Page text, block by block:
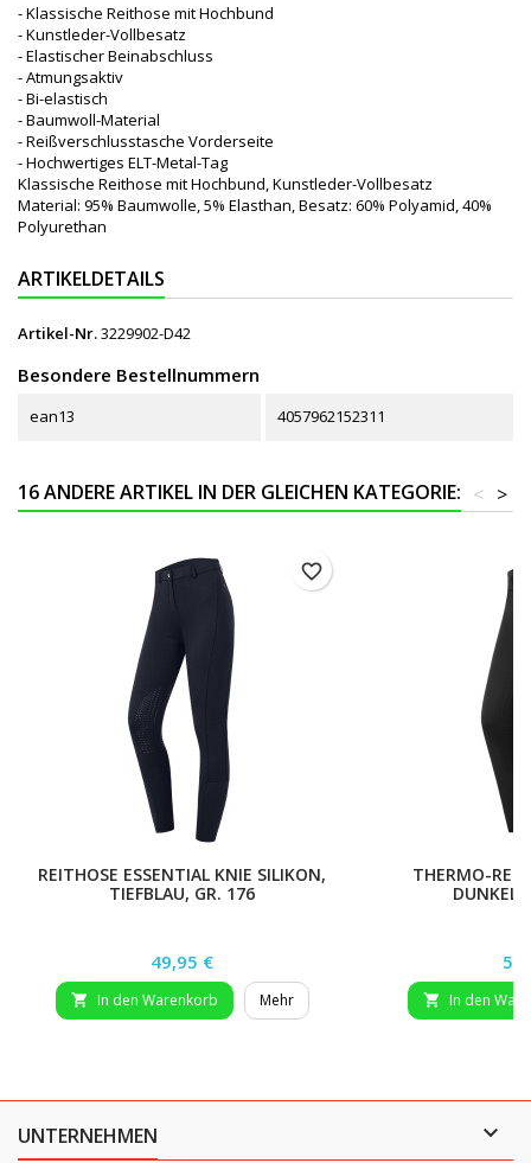
- Klassische Reithose mit Hochbund
- Kunstleder-Vollbesatz
- Elastischer Beinabschluss
- Atmungsaktiv
- Bi-elastisch
- Baumwoll-Material
- Reißverschlusstasche Vorderseite
- Hochwertiges ELT-Metal-Tag
Klassische Reithose mit Hochbund, Kunstleder-Vollbesatz
Material: 95% Baumwolle, 5% Elasthan, Besatz: 60% Polyamid, 40%
Polyurethan
ARTIKELDETAILS
Artikel-Nr.3229902-D42
Besondere Bestellnummern
ean13 4057962152311
16 ANDERE ARTIKEL IN DER GLEICHEN KATEGORIE: >
<
REITHOSE ESSENTIAL KNIE SILIKON,
TIEFBLAU, GR. 176
Preis
49,95 €
 In den Warenkorb Mehr
favorite_border
THERMO-
 In den
UNTERNEHMEN 